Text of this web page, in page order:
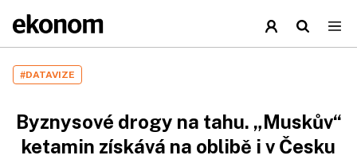
#DATAVIZE
Byznysové drogy na tahu. „Muskův“
ketamin získává na oblibě i v Česku